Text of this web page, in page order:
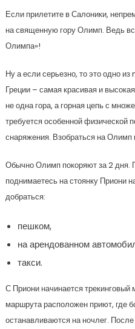
Если прилетите в Салоники,
на священную гору Олимп. Ведь
Олимпа»!
Ну а если серьезно, то это одно
Греции – самая красивая и
не одна гора, а горная цепь с
требуется особенной физической
снаряжения. Взобраться на Олимп
Обычно Олимп покоряют за 2 дня.
поднимаетесь на стоянку Приони
добраться:
пешком,
на арендованном
такси.
С Приони начинается
маршрута расположен приют, где
останавливаются на ночлег.